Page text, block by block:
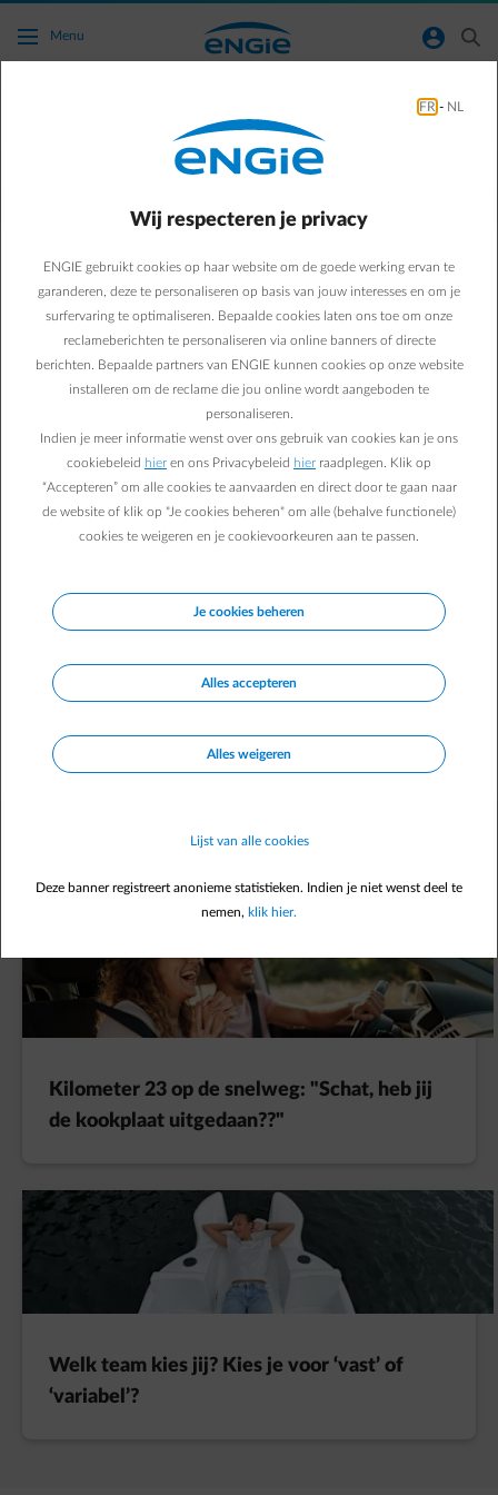
Ga naar de hoofdinhoud
Menu normal-account-circle search
Ingeschatte afrekening
Veelgestelde vragen
Wat is de datum onder 'Ingeschatte jaarafrekening'?
Direct zelf regelen
In Energiedesk
Factuur raadplegen
Betaalmethode aanpassen
Nog geen account?Registreer je
Nieuwste artikels
Kilometer 23 op de snelweg: "Schat, heb jij
de kookplaat uitgedaan??"
Welk team kies jij? Kies je voor ‘vast’ of
‘variabel’?
FR - NL
Wij respecteren je privacy
ENGIE gebruikt cookies op haar website om de goede werking ervan te
garanderen, deze te personaliseren op basis van jouw interesses en om je
surfervaring te optimaliseren. Bepaalde cookies laten ons toe om onze
reclameberichten te personaliseren via online banners of directe
berichten. Bepaalde partners van ENGIE kunnen cookies op onze website
installeren om de reclame die jou online wordt aangeboden te
personaliseren.
Indien je meer informatie wenst over ons gebruik van cookies kan je ons
cookiebeleid hier en ons Privacybeleid hier raadplegen. Klik op
“Accepteren” om alle cookies te aanvaarden en direct door te gaan naar
de website of klik op "Je cookies beheren" om alle (behalve functionele)
cookies te weigeren en je cookievoorkeuren aan te passen.
Je cookies beheren
Alles accepteren
Alles weigeren
Lijst van alle cookies
Deze banner registreert anonieme statistieken. Indien je niet wenst deel te
nemen, klik hier.